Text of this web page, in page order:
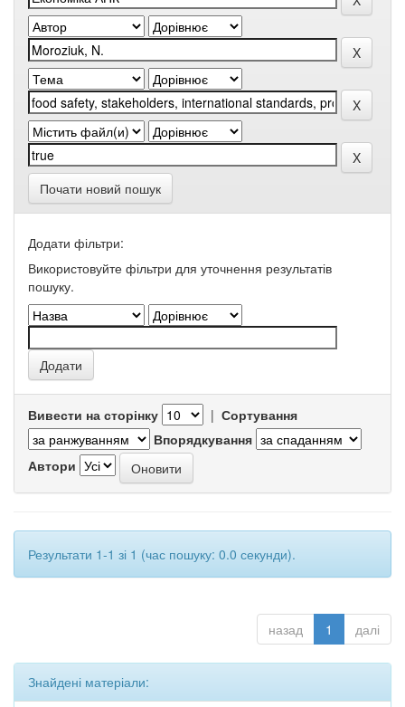
Почати новий пошук
Додати фільтри:
Використовуйте фільтри для уточнення результатів
пошуку.
Вивести на сторінку | Сортування
Впорядкування
Автори
Результати 1-1 зі 1 (час пошуку: 0.0 секунди).
назад 1 далі
Знайдені матеріали: